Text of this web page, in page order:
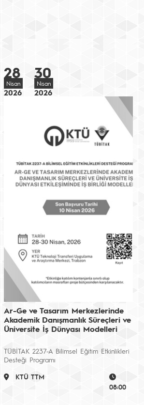
28
Nisan
2026
30
Nisan
2026
Ar-Ge ve Tasarım Merkezlerinde
Akademik Danışmanlık Süreçleri ve
Üniversite İş Dünyası Modelleri
TÜBİTAK 2237-A Bilimsel Eğitim Etkinlikleri
Desteği Programı
KTÜ TTM
08:00